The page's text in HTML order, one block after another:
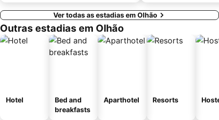
Ver todas as estadias em Olhão
Outras estadias em Olhão
Hotel
Bed and
breakfasts
Aparthotel Resorts